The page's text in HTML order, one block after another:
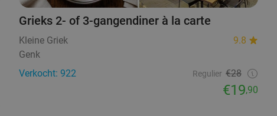
Grieks 2- of 3-gangendiner à la carte
Kleine Griek
9.8
Genk
Verkocht: 922
Regulier €28
€19,90